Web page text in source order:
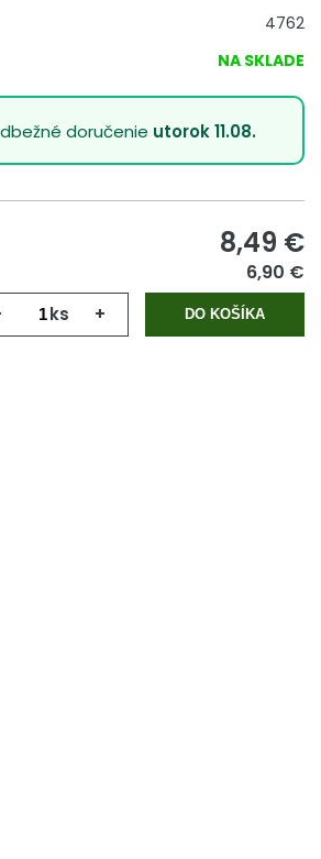
4762
NA SKLADE
doručenie utorok 11.08.
8,49 €
6,90 €
ks + DO KOŠÍKA